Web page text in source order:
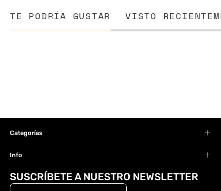
TE PODRÍA GUSTAR VISTO
Categorías
Info
SUSCRÍBETE A NUESTRO NEWSLETTER